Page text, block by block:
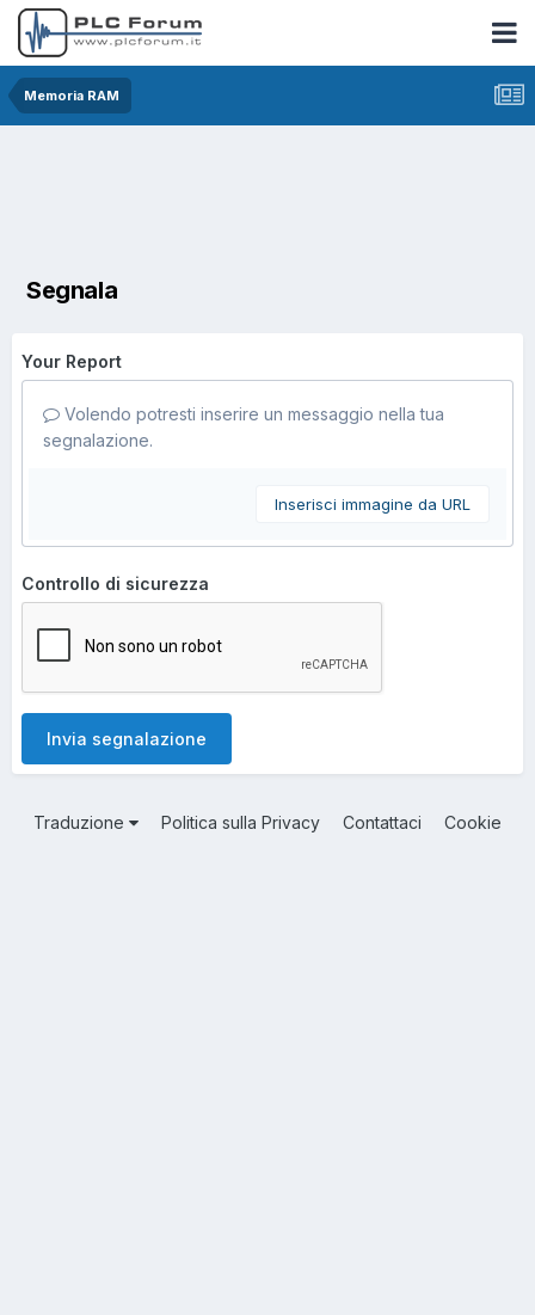
Memoria RAM
Segnala
Your Report
Volendo potresti inserire un messaggio nella tua
segnalazione.
Inserisci immagine da URL
Controllo di sicurezza
Invia segnalazione
Traduzione Politica sulla Privacy Contattaci Cookie